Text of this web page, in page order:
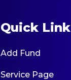
Quick Link
Add Fund
Service Page